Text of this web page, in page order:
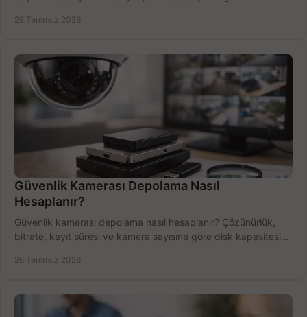
28 Temmuz 2026
Güvenlik Kamerası Depolama Nasıl
Hesaplanır?
Güvenlik kamerası depolama nasıl hesaplanır? Çözünürlük,
bitrate, kayıt süresi ve kamera sayısına göre disk kapasitesini
26 Temmuz 2026